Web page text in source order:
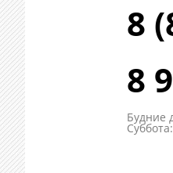
8
8
Будние